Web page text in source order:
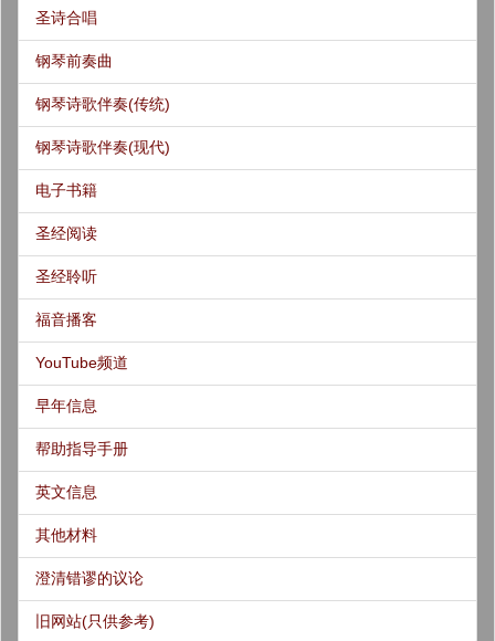
圣诗合唱
钢琴前奏曲
钢琴诗歌伴奏(传统)
钢琴诗歌伴奏(现代)
电子书籍
圣经阅读
圣经聆听
福音播客
YouTube频道
早年信息
帮助指导手册
英文信息
其他材料
澄清错谬的议论
旧网站(只供参考)